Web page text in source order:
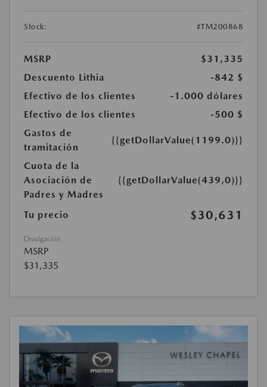
Stock: #TM200868
MSRP
$31,335
Descuento Lithia
-842 $
Efectivo de los clientes
-1.000 dólares
Efectivo de los clientes
-500 $
Gastos de
tramitación
{{getDollarValue(1199.0)}}
Cuota de la
Asociación de
Padres y Madres
{{getDollarValue(439,0)}}
Tu precio $30,631
Divulgación
MSRP
$31,335